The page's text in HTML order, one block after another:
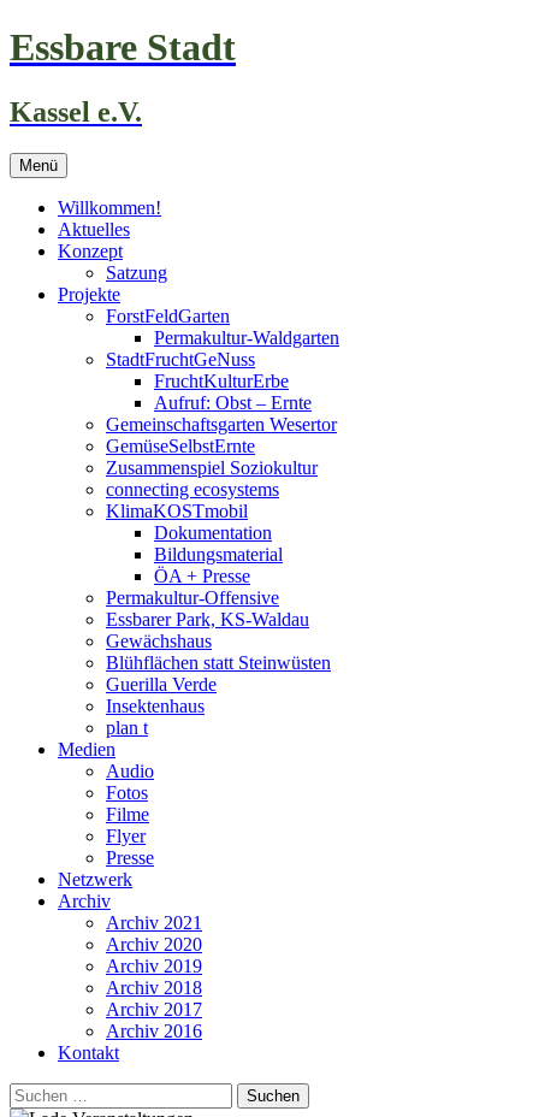
Zum
Inhalt
Essbare Stadt
Kassel e.V.
Menü
Willkommen!
Aktuelles
Konzept
Satzung
Projekte
ForstFeldGarten
Permakultur-Waldgarten
StadtFruchtGeNuss
FruchtKulturErbe
Aufruf: Obst – Ernte
Gemeinschaftsgarten Wesertor
GemüseSelbstErnte
Zusammenspiel Soziokultur
connecting ecosystems
KlimaKOSTmobil
Dokumentation
Bildungsmaterial
ÖA + Presse
Permakultur-Offensive
Essbarer Park, KS-Waldau
Gewächshaus
Blühflächen statt Steinwüsten
Guerilla Verde
Insektenhaus
plan t
Medien
Audio
Fotos
Filme
Flyer
Presse
Netzwerk
Archiv
Archiv 2021
Archiv 2020
Archiv 2019
Archiv 2018
Archiv 2017
Archiv 2016
Kontakt
Suchen